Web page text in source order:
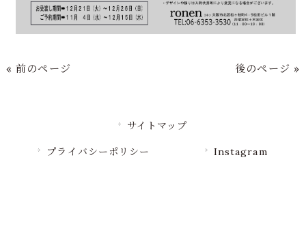
« 前のページ 後のページ »
サイトマップ
プライバシーポリシー Instagram